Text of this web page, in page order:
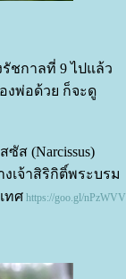
ชกาลที่ 9 ไปแล้ว
งพ่อด้วย ก็จะดู
ส (Narcissus)
เจ้าสิริกิติ์พระบรม
ทศ https://goo.gl/nPzWVV